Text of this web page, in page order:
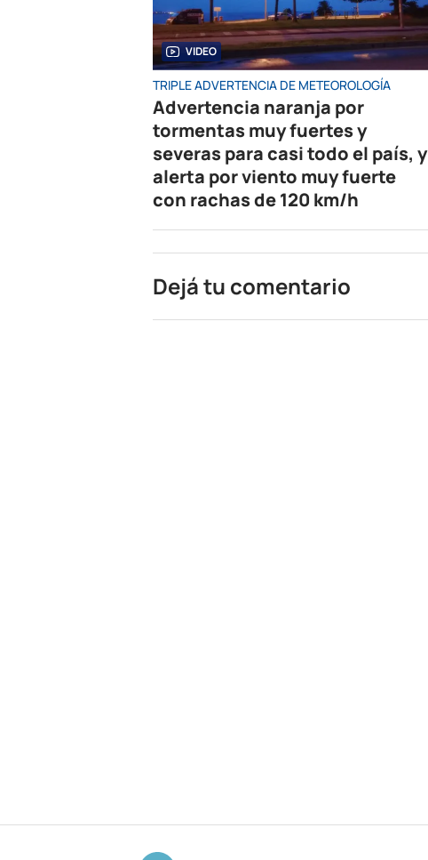
VIDEO
TRIPLE ADVERTENCIA DE METEOROLOGÍA
Advertencia naranja por
tormentas muy fuertes y
severas para casi todo el país, y
alerta por viento muy fuerte
con rachas de 120 km/h
Dejá tu comentario